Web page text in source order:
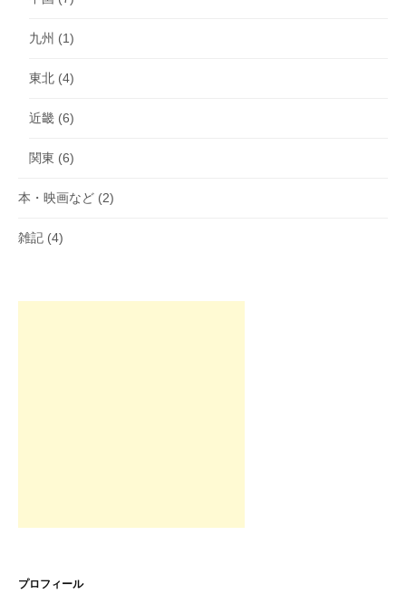
九州 (1)
東北 (4)
近畿 (6)
関東 (6)
本・映画など (2)
雑記 (4)
プロフィール